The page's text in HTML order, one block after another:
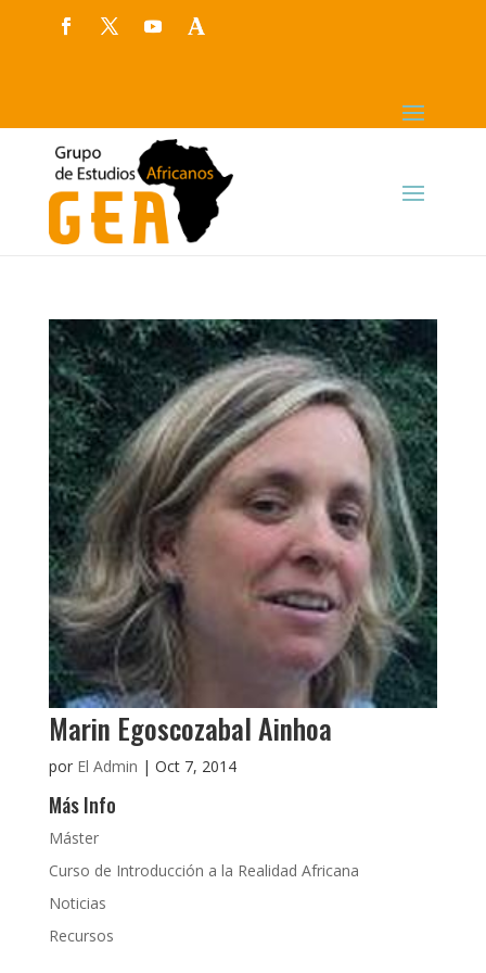
Marin Egoscozabal Ainhoa
por El Admin | Oct 7, 2014
Más Info
Máster
Curso de Introducción a la Realidad Africana
Noticias
Recursos